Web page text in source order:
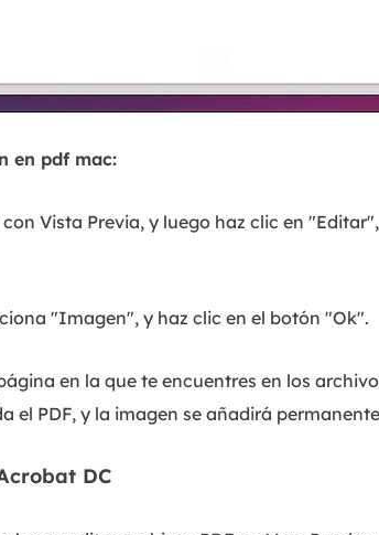
en pdf mac:
Vista Previa, y luego haz clic en
"Imagen", y haz clic en el botón "Ok".
en la que te encuentres en los
el PDF, y la imagen se añadirá
DC